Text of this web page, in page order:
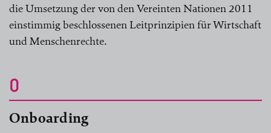
die Umsetzung der von den Vereinten Nationen 2011
einstimmig beschlossenen Leitprinzipien für Wirtschaft
und Menschenrechte.
O
Onboarding